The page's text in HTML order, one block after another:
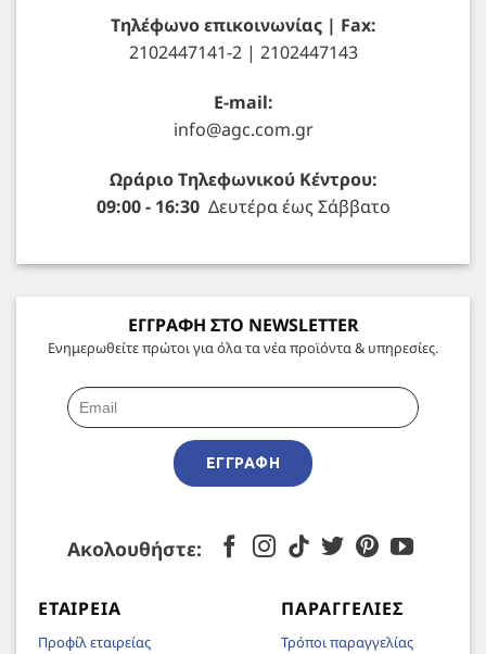
Τηλέφωνο επικοινωνίας | Fax:
2102447141-2 | 2102447143
E-mail:
info@agc.com.gr
Ωράριο Τηλεφωνικού Κέντρου:
09:00 - 16:30Δευτέρα έως Σάββατο
ΕΓΓΡΑΦΗ ΣΤΟ NEWSLETTER
Ενημερωθείτε πρώτοι για όλα τα νέα προϊόντα & υπηρεσίες.
ΕΓΓΡΑΦΉ
Ακολουθήστε:
ΕΤΑΙΡΕΊΑ
Προφίλ εταιρείας
ΠΑΡΑΓΓΕΛΊΕΣ
Τρόποι παραγγελίας